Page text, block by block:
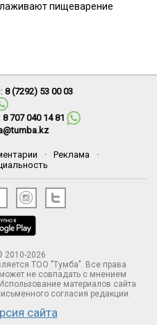
пищеварение
8 (7292) 53 00 03
8 707 040 14 81
· Реклама
·
2010-2026
ТОО "Тумба". Все права
не совпадать с мнением
материалов сайта
согласия редакции.
сайта